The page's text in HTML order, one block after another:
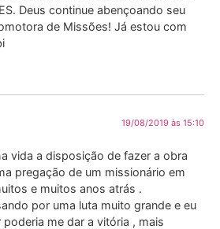
Deus continue abençoando seu
de Missões! Já estou com
19/08/2019 às 15:10
vida a disposição de fazer a obra
pregação de um missionário em
e muitos anos atrás .
por uma luta muito grande e eu
me dar a vitória , mais